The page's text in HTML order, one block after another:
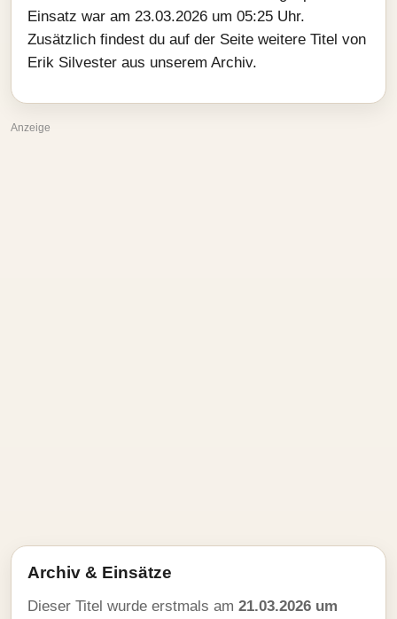
Einsatz war am 23.03.2026 um 05:25 Uhr.
Zusätzlich findest du auf der Seite weitere Titel von
Erik Silvester aus unserem Archiv.
Anzeige
Archiv & Einsätze
Dieser Titel wurde erstmals am 21.03.2026 um